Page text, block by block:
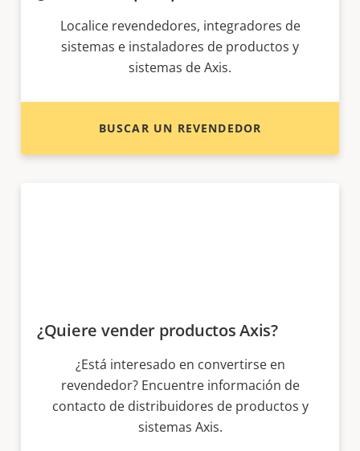
Localice revendedores, integradores de
sistemas e instaladores de productos y
sistemas de Axis.
BUSCAR UN REVENDEDOR
¿Quiere vender productos Axis?
¿Está interesado en convertirse en
revendedor? Encuentre información de
contacto de distribuidores de productos y
sistemas Axis.